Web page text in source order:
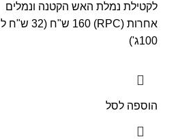
לקטילת נמלת האש הקטנה ונמלים
אחרות (RPC) 160 ש"ח (32 ש"ח ל
100ג')
הוספה לסל